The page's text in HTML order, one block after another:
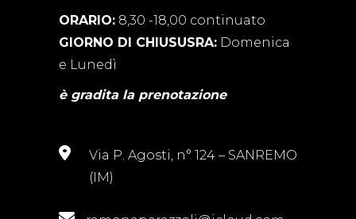
ORARIO: 8,30 -18,00 continuato
GIORNO DI CHIUSUSRA: Domenica
e Lunedì
è gradita la prenotazione
Via P. Agosti, n° 124 – SANREMO
(IM)